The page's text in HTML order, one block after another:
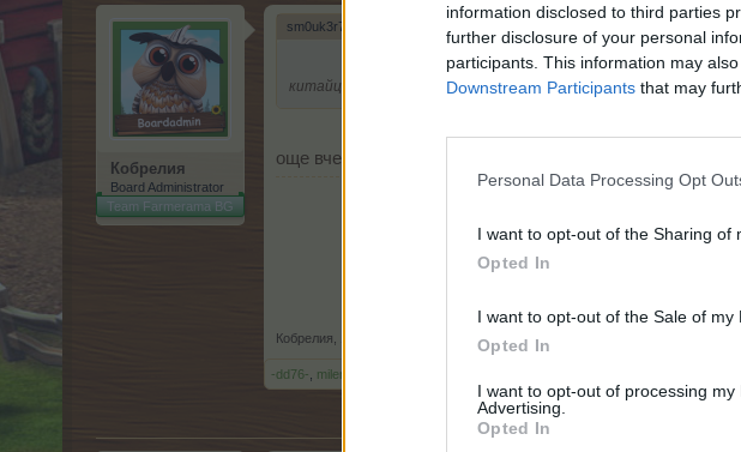
information disclosed to third parties
further disclosure of your personal
participants. This information may
Downstream Participants that may
Personal Data Processing Opt
I want to opt-out of the Sharing of
Opted In
I want to opt-out of the Sale of my
Opted In
I want to opt-out of processing
Advertising.
Opted In
Кобрелия
Board Administrator
Team Farmerama BG
sm0uk3r71 каза:
китайците петилетка изпълняват ало сините
още вчера.
„Човек
Кобрелия
-dd76- milena7004